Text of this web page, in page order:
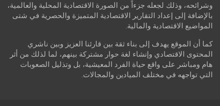
وشرائحه، وذلك لجعله جزءاً من الصورة الاقتصادية المحلية والعالمية،
بالإضافة إلى إعداد التقارير الاقتصادية المتميزة والحصرية في شتى
المواضيع الاقتصادية والمالية.
كما أن الموقع يهدف إلى بناء ثقة بين قارئنا العزيز وبين ناشري
المحتوى الاقتصادي وإنشاء لغة حوار مشتركة بينهم، لما لذلك من أثر
هام ومباشر على واقع حياة الفرد المعيشية، بل وتذليل الصعوبات
التي تواجهه في مختلف الميادين والمجالات.